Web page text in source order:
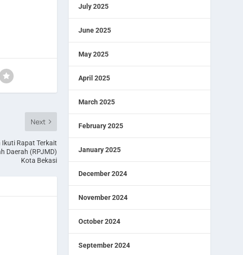
Next
Ikuti Rapat Terkait
Daerah (RPJMD)
Kota Bekasi
July 2025
June 2025
May 2025
April 2025
March 2025
February 2025
January 2025
December 2024
November 2024
October 2024
September 2024